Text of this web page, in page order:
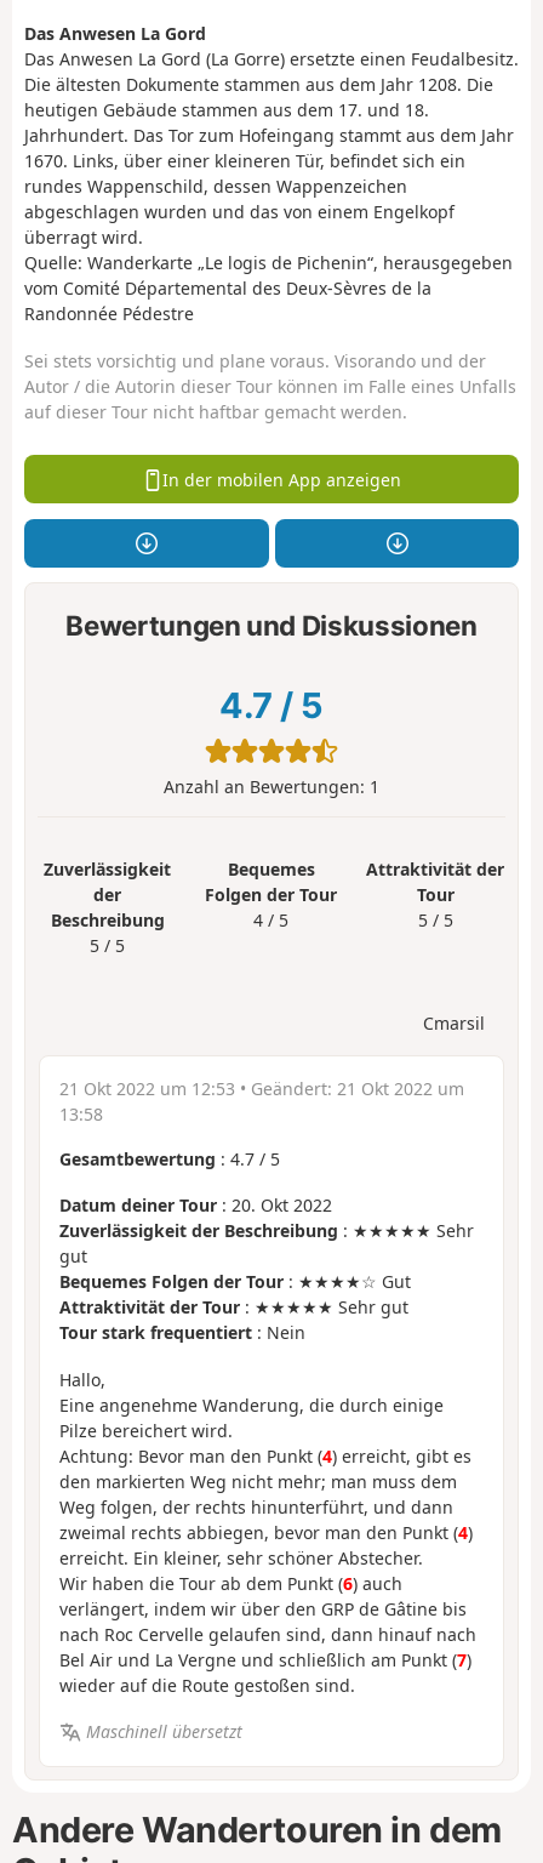
Das Anwesen La Gord
Das Anwesen La Gord (La Gorre) ersetzte einen Feudalbesitz.
Die ältesten Dokumente stammen aus dem Jahr 1208. Die
heutigen Gebäude stammen aus dem 17. und 18.
Jahrhundert. Das Tor zum Hofeingang stammt aus dem Jahr
1670. Links, über einer kleineren Tür, befindet sich ein
rundes Wappenschild, dessen Wappenzeichen
abgeschlagen wurden und das von einem Engelkopf
überragt wird.
Quelle: Wanderkarte „Le logis de Pichenin“, herausgegeben
vom Comité Départemental des Deux-Sèvres de la
Randonnée Pédestre
Sei stets vorsichtig und plane voraus. Visorando und der
Autor / die Autorin dieser Tour können im Falle eines Unfalls
auf dieser Tour nicht haftbar gemacht werden.
In der mobilen App anzeigen
Bewertungen und Diskussionen
4.7 / 5
Anzahl an Bewertungen: 1
Zuverlässigkeit
der
Beschreibung
5 / 5
Bequemes
Folgen der Tour
4 / 5
Attraktivität der
Tour
5 / 5
Cmarsil
21 Okt 2022 um 12:53 • Geändert: 21 Okt 2022 um
13:58
Gesamtbewertung : 4.7 / 5
Datum deiner Tour : 20. Okt 2022
Zuverlässigkeit der Beschreibung : ★★★★★ Sehr
gut
Bequemes Folgen der Tour : ★★★★☆ Gut
Attraktivität der Tour : ★★★★★ Sehr gut
Tour stark frequentiert : Nein
Hallo,
Eine angenehme Wanderung, die durch einige
Pilze bereichert wird.
Achtung: Bevor man den Punkt (4) erreicht, gibt es
den markierten Weg nicht mehr; man muss dem
Weg folgen, der rechts hinunterführt, und dann
zweimal rechts abbiegen, bevor man den Punkt (4)
erreicht. Ein kleiner, sehr schöner Abstecher.
Wir haben die Tour ab dem Punkt (6) auch
verlängert, indem wir über den GRP de Gâtine bis
nach Roc Cervelle gelaufen sind, dann hinauf nach
Bel Air und La Vergne und schließlich am Punkt (7)
wieder auf die Route gestoßen sind.
Maschinell übersetzt
Andere Wandertouren in dem